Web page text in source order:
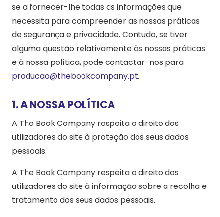
se a fornecer-lhe todas as informações que
necessita para compreender as nossas práticas
de segurança e privacidade. Contudo, se tiver
alguma questão relativamente às nossas práticas
e à nossa política, pode contactar-nos para
producao@thebookcompany.pt.
1. A NOSSA POLÍTICA
A The Book Company respeita o direito dos
utilizadores do site à proteção dos seus dados
pessoais.
A The Book Company respeita o direito dos
utilizadores do site à informação sobre a recolha e
tratamento dos seus dados pessoais.